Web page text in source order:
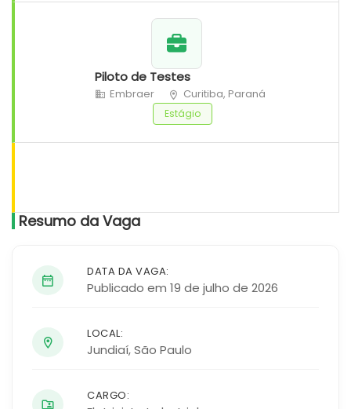
Piloto de Testes
Embraer Curitiba, Paraná
Estágio
Resumo da Vaga
DATA DA VAGA:
Publicado em 19 de julho de 2026
LOCAL:
Jundiaí,São Paulo
CARGO: